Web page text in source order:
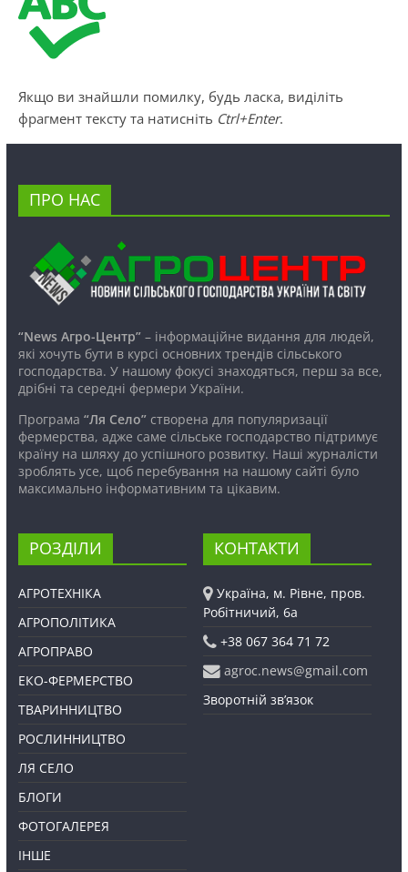
Якщо ви знайшли помилку, будь ласка, виділіть
фрагмент тексту та натисніть Ctrl+Enter.
ПРО НАС
“News Агро-Центр”– інформаційне видання для людей,
які хочуть бути в курсі основних трендів сільського
господарства. У нашому фокусі знаходяться, перш за все,
дрібні та середні фермери України.
Програма “Ля Село”створена для популяризації
фермерства, адже саме сільське господарство підтримує
країну на шляху до успішного розвитку. Наші журналісти
зроблять усе, щоб перебування на нашому сайті було
максимально інформативним та цікавим.
РОЗДІЛИ
АГРОТЕХНІКА
АГРОПОЛІТИКА
АГРОПРАВО
ЕКО-ФЕРМЕРСТВО
ТВАРИННИЦТВО
РОСЛИННИЦТВО
ЛЯ СЕЛО
БЛОГИ
ФОТОГАЛЕРЕЯ
ІНШЕ
КОНТАКТИ
Україна, м. Рівне, пров.
Робітничий, 6а
+38 067 364 71 72
agroc.news@gmail.com
Зворотній зв’язок